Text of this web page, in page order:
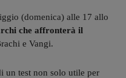
(domenica) alle 17 allo
che affronterà il
e Vangi.
un test non solo utile per